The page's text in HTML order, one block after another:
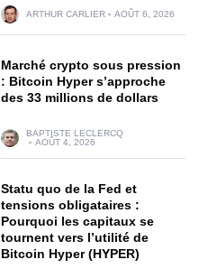
ARTHUR CARLIER AOÛT 6, 2026
Marché crypto sous pression
: Bitcoin Hyper s’approche
des 33 millions de dollars
BAPTISTE LECLERCQ
AOÛT 4, 2026
Statu quo de la Fed et
tensions obligataires :
Pourquoi les capitaux se
tournent vers l’utilité de
Bitcoin Hyper (HYPER)